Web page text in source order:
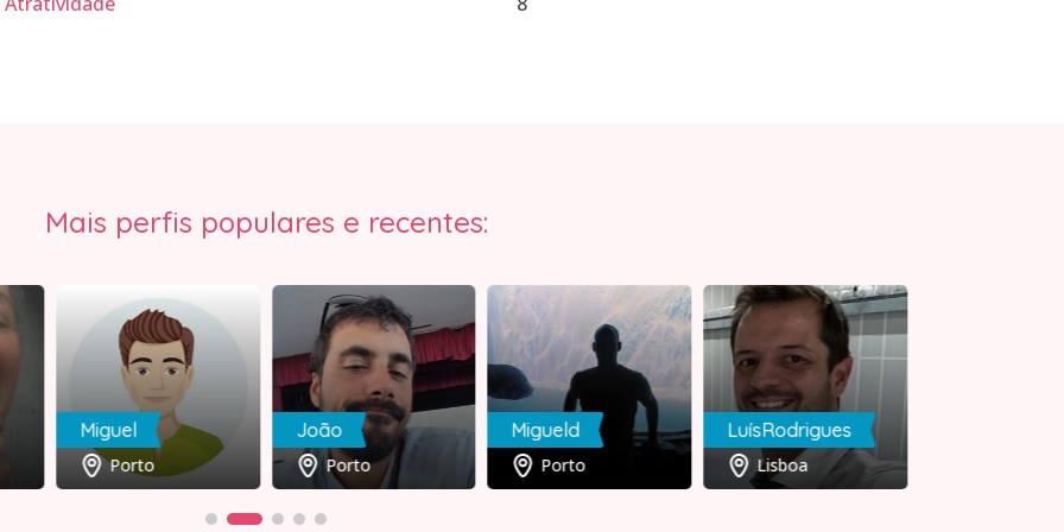
Mais perfis populares e recentes:
Miguel
Porto
João
Porto
Migueld
Porto
LuísRodrigues
Lisboa